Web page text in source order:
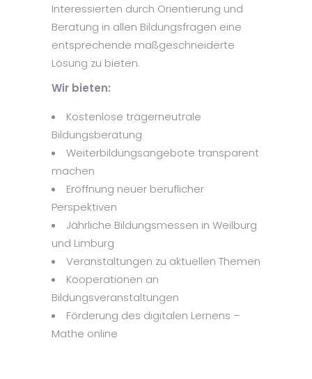
Interessierten durch Orientierung und
Beratung in allen Bildungsfragen eine
entsprechende maßgeschneiderte
Lösung zu bieten.
Wir bieten:
Kostenlose trägerneutrale
Bildungsberatung
Weiterbildungsangebote transparent
machen
Eröffnung neuer beruflicher
Perspektiven
Jährliche Bildungsmessen in Weilburg
und Limburg
Veranstaltungen zu aktuellen Themen
Kooperationen an
Bildungsveranstaltungen
Förderung des digitalen Lernens –
Mathe online